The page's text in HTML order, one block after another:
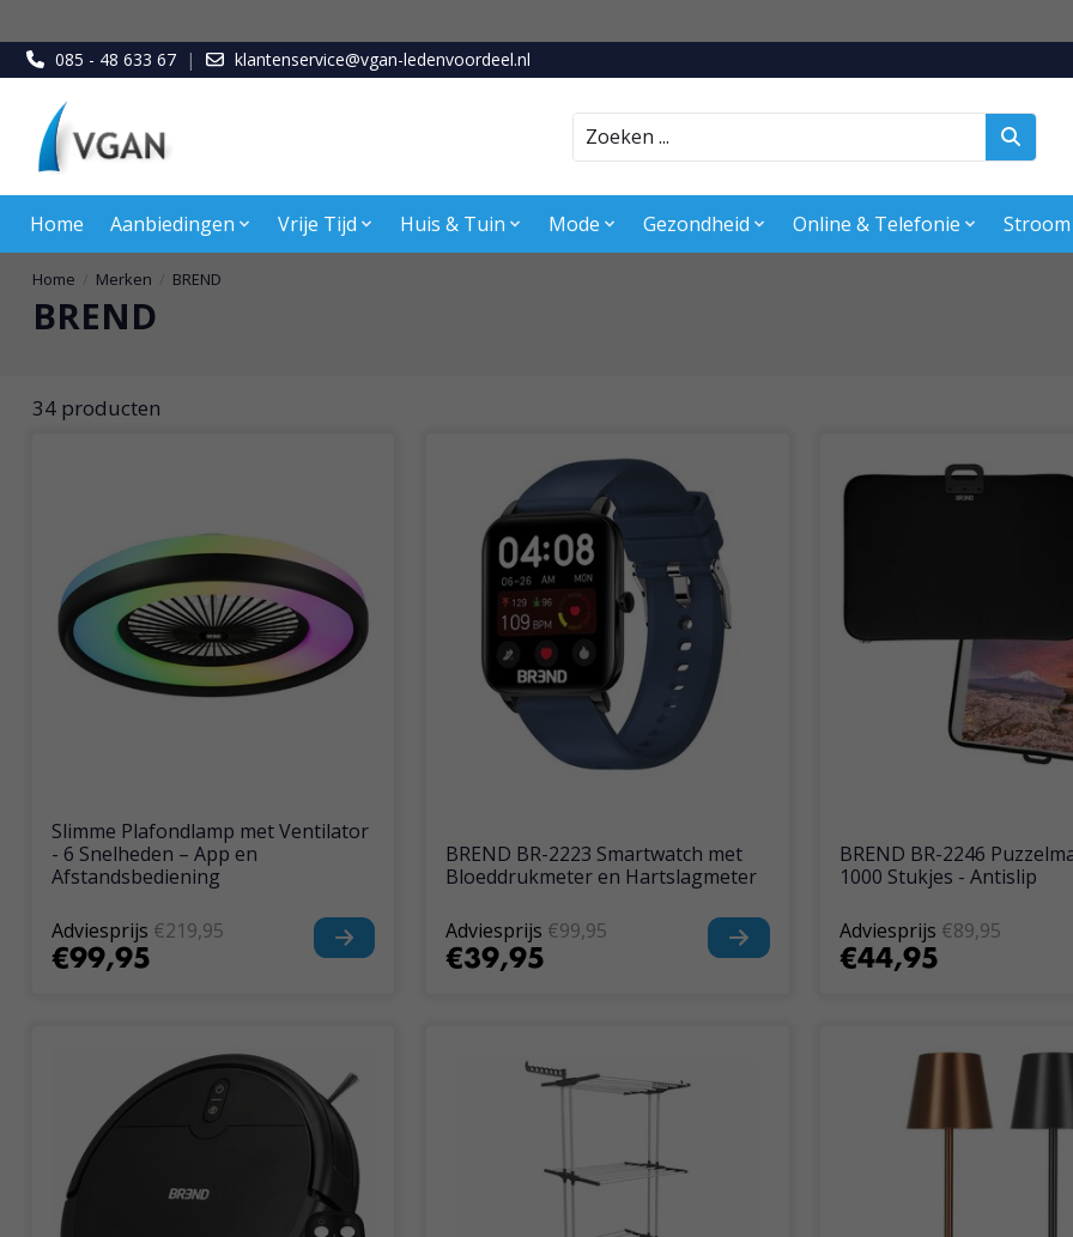
085 - 48 633 67 | klantenservice@vgan-ledenvoordeel.nl
Zoeken
Home Aanbiedingen Vrije Tijd Huis & Tuin Mode Gezondheid Online & Telefonie Stroom
Home Merken BREND
BREND
34 producten
Slimme Plafondlamp met Ventilator
- 6 Snelheden – App en
Afstandsbediening
Adviesprijs €219,95
€99,95
BREND BR-2223 Smartwatch met
Bloeddrukmeter en Hartslagmeter
Adviesprijs €99,95
€39,95
BREND BR-2246
1000 Stukjes - Antislip
Adviesprijs €89,95
€44,95